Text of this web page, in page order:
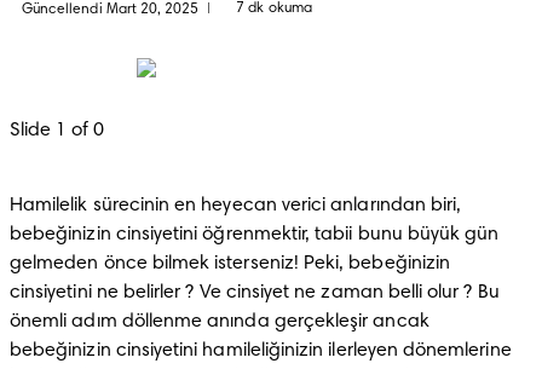
Güncellendi Mart 20, 2025 7 dk okuma
Slide 1 of 0
Hamilelik sürecinin en heyecan verici anlarından biri,
bebeğinizin cinsiyetini öğrenmektir, tabii bunu büyük gün
gelmeden önce bilmek isterseniz! Peki, bebeğinizin
cinsiyetini ne belirler ? Ve cinsiyet ne zaman belli olur ? Bu
önemli adım döllenme anında gerçekleşir ancak
bebeğinizin cinsiyetini hamileliğinizin ilerleyen dönemlerine